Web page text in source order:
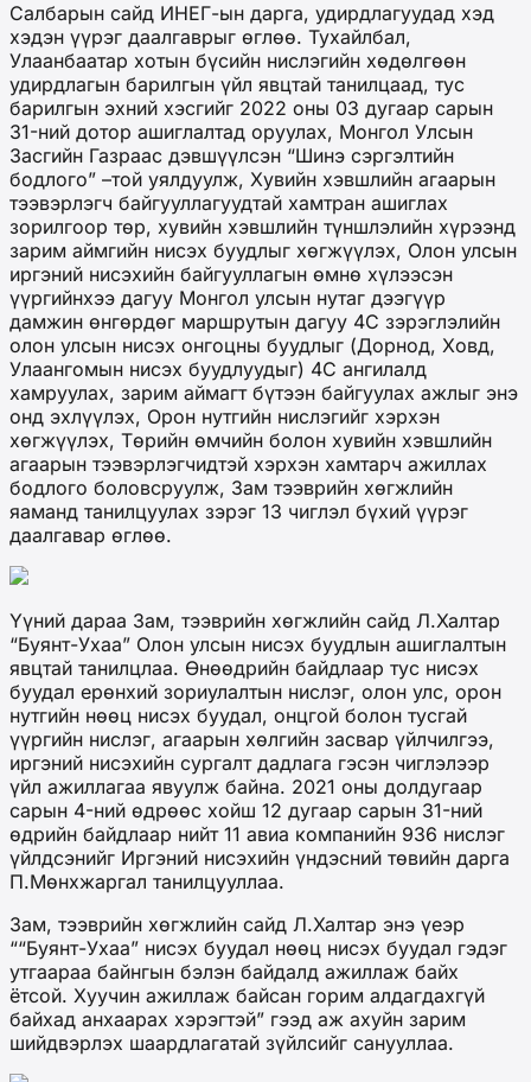
Салбарын сайд ИНЕГ-ын дарга, удирдлагуудад хэд
хэдэн үүрэг даалгаврыг өглөө. Тухайлбал,
Улаанбаатар хотын бүсийн нислэгийн хөдөлгөөн
удирдлагын барилгын үйл явцтай танилцаад, тус
барилгын эхний хэсгийг 2022 оны 03 дугаар сарын
31-ний дотор ашиглалтад оруулах, Монгол Улсын
Засгийн Газраас дэвшүүлсэн “Шинэ сэргэлтийн
бодлого” –той уялдуулж, Хувийн хэвшлийн агаарын
тээвэрлэгч байгууллагуудтай хамтран ашиглах
зорилгоор төр, хувийн хэвшлийн түншлэлийн хүрээнд
зарим аймгийн нисэх буудлыг хөгжүүлэх, Олон улсын
иргэний нисэхийн байгууллагын өмнө хүлээсэн
үүргийнхээ дагуу Монгол улсын нутаг дээгүүр
дамжин өнгөрдөг маршрутын дагуу 4С зэрэглэлийн
олон улсын нисэх онгоцны буудлыг (Дорнод, Ховд,
Улаангомын нисэх буудлуудыг) 4С ангилалд
хамруулах, зарим аймагт бүтээн байгуулах ажлыг энэ
онд эхлүүлэх, Орон нутгийн нислэгийг хэрхэн
хөгжүүлэх, Төрийн өмчийн болон хувийн хэвшлийн
агаарын тээвэрлэгчидтэй хэрхэн хамтарч ажиллах
бодлого боловсруулж, Зам тээврийн хөгжлийн
яаманд танилцуулах зэрэг 13 чиглэл бүхий үүрэг
даалгавар өглөө.
Үүний дараа Зам, тээврийн хөгжлийн сайд Л.Халтар
“Буянт-Ухаа” Олон улсын нисэх буудлын ашиглалтын
явцтай танилцлаа. Өнөөдрийн байдлаар тус нисэх
буудал ерөнхий зориулалтын нислэг, олон улс, орон
нутгийн нөөц нисэх буудал, онцгой болон тусгай
үүргийн нислэг, агаарын хөлгийн засвар үйлчилгээ,
иргэний нисэхийн сургалт дадлага гэсэн чиглэлээр
үйл ажиллагаа явуулж байна. 2021 оны долдугаар
сарын 4-ний өдрөөс хойш 12 дугаар сарын 31-ний
өдрийн байдлаар нийт 11 авиа компанийн 936 нислэг
үйлдсэнийг Иргэний нисэхийн үндэсний төвийн дарга
П.Мөнхжаргал танилцууллаа.
Зам, тээврийн хөгжлийн сайд Л.Халтар энэ үеэр
““Буянт-Ухаа” нисэх буудал нөөц нисэх буудал гэдэг
утгаараа байнгын бэлэн байдалд ажиллаж байх
ётсой. Хуучин ажиллаж байсан горим алдагдахгүй
байхад анхаарах хэрэгтэй” гээд аж ахуйн зарим
шийдвэрлэх шаардлагатай зүйлсийг санууллаа.